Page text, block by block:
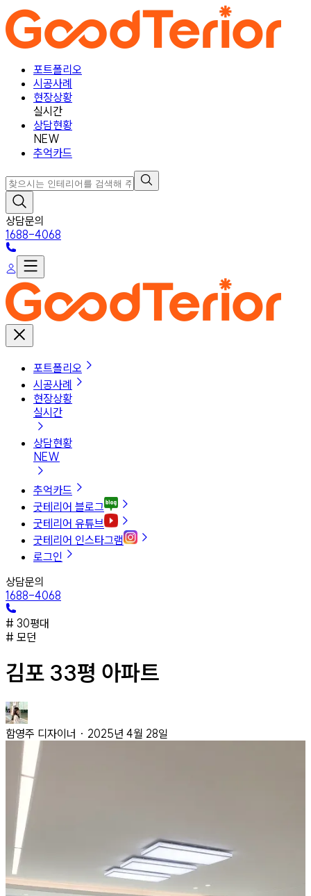
포트폴리오
시공사례
현장상황
실시간
상담현황
NEW
추억카드
상담문의
1688-4068
포트폴리오
시공사례
현장상황
실시간
상담현황
NEW
추억카드
굿테리어 블로그
굿테리어 유튜브
굿테리어 인스타그램
로그인
상담문의
1688-4068
# 30평대
# 모던
김포 33평 아파트
함영주 디자이너 · 2025년 4월 28일